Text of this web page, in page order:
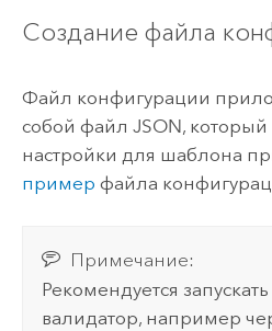
Создание файла
Файл конфигурации
собой файл JSON, который
настройки для шаблона
пример файла
Примечание:
Рекомендуется
валидатор, например